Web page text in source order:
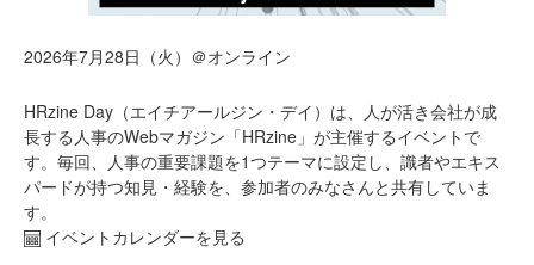
2026年7月28日（火）＠オンライン
HRzine Day（エイチアールジン・デイ）は、人が活き会社が成
長する人事のWebマガジン「HRzine」が主催するイベントで
す。毎回、人事の重要課題を1つテーマに設定し、識者やエキス
パードが持つ知見・経験を、参加者のみなさんと共有していま
す。
イベントカレンダーを見る